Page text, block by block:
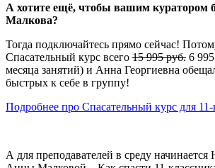
А хотите ещё, чтобы вашим куратором
Малкова?
Тогда подключайтесь прямо сейчас!
Спасательный курс всего 15 995 руб. 6
месяца занятий) и Анна Георгиевна
быстрых к себе в группу!
Подробнее про Спасательный курс для 11-
А для преподавателей в среду